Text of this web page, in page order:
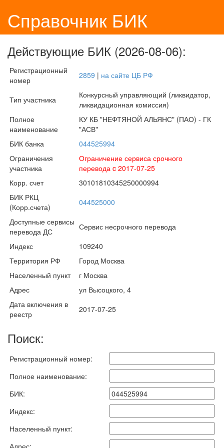
Справочник БИК
Действующие БИК (2026-08-06):
Регистрационный
номер
2859 | на сайте ЦБ РФ
Тип участника
Конкурсный управляющий (ликвидатор,
ликвидационная комиссия)
Полное
наименование
КУ КБ "НЕФТЯНОЙ АЛЬЯНС" (ПАО) - ГК
"АСВ"
БИК банка
044525994
Ограничения
участника
Ограничение сервиса срочного
перевода c 2017-07-25
Корр. счет
30101810345250000994
БИК РКЦ
(Корр.счета)
044525000
Доступные сервисы
перевода ДС
Сервис несрочного перевода
Индекс
109240
Территория РФ
Город Москва
Населенный пункт
г Москва
Адрес
ул Высоцкого, 4
Дата включения в
реестр
2017-07-25
Поиск:
Регистрационный номер:
Полное наименование:
БИК:
Индекс:
Населенный пункт:
Адрес: